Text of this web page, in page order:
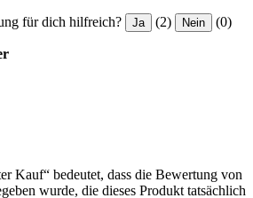
für dich hilfreich? Ja (2) Nein (0)
Kauf“ bedeutet, dass die Bewertung von
wurde, die dieses Produkt tatsächlich